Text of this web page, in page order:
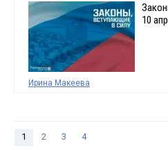
10
Ирина Макеева
1 2 3 4